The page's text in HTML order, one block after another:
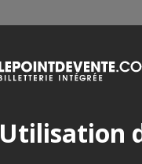
Utilisation